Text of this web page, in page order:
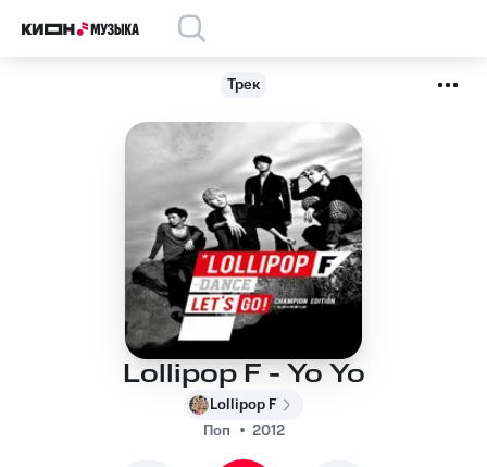
Трек
Lollipop F - Yo Yo
Lollipop F
Поп
2012